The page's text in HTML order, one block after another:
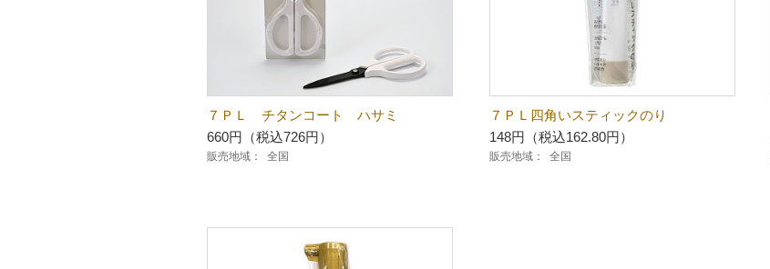
７ＰＬ チタンコート ハサミ
660円（税込726円）
販売地域： 全国
７ＰＬ四角いスティックのり
148円（税込162.80円）
販売地域： 全国